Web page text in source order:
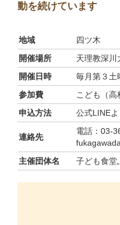
動を続けています
地域
四ツ木
開催場所
天理教深
開催日時
毎月第３
参加費
こども（
申込方法
公式LINE
連絡先
電話：03-
主催団体名
子ども食堂